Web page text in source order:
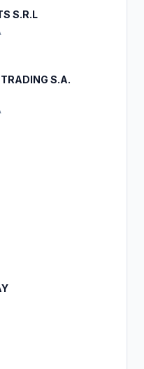
S.R.L
S.A.